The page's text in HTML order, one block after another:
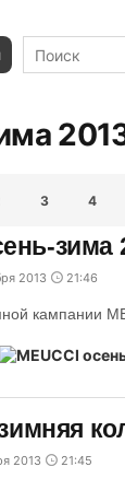
3 4
зима
2013 21:46
кампании
2013 21:45